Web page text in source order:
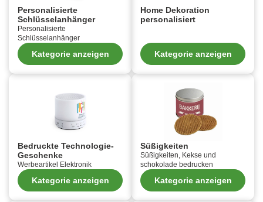
Personalisierte
Schlüsselanhänger
Personalisierte
Schlüsselanhänger
Kategorie anzeigen
Home Dekoration
personalisiert
Kategorie anzeigen
Bedruckte Technologie-
Geschenke
Werbeartikel Elektronik
Kategorie anzeigen
Süßigkeiten
Süßigkeiten, Kekse und
schokolade bedrucken
Kategorie anzeigen